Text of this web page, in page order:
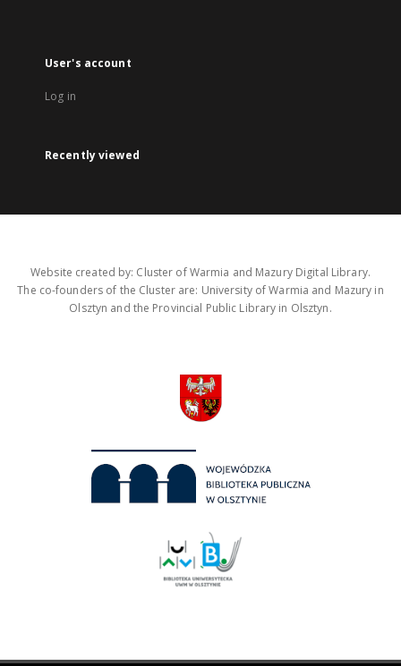
User's account
Log in
Recently viewed
Website created by: Cluster of Warmia and Mazury Digital Library.
The co-founders of the Cluster are: University of Warmia and Mazury in
Olsztyn and the Provincial Public Library in Olsztyn.